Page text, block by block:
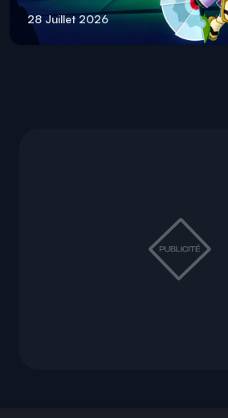
28 Juillet 2026